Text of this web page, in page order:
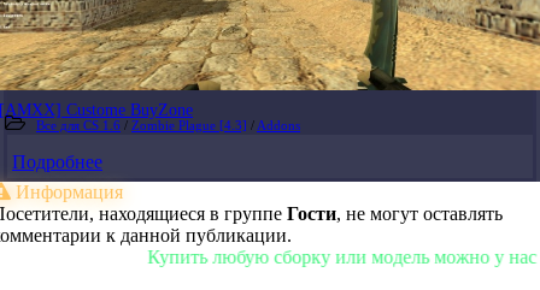
[AMXX] Custome BuyZone
Все для CS 1.6 / Zombie Plague [4.3] / Addons
Подробнее
Информация
находящиеся в группе Гости, не могут оставлять
к данной публикации.
Купить любую сборку или модель можно у нас в